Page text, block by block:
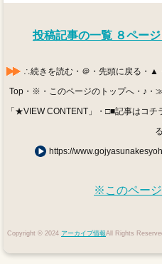
投稿記事の一覧 ８ページ
∴続きを読む・＠・先頭に戻る・▲
Top・※・このページのトップへ・♪
「★VIEW CONTENT」・□■記事はコ
る
https://
※このペー
Copyright © 2024 アーカイブ情報All Rights